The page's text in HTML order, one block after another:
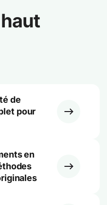
de
pour
en